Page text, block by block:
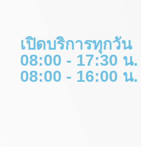
เปิดบริการทุกวั
08:00 - 17:30 น
08:00 - 16:00 น.